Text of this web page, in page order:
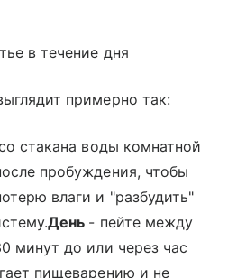
в течение дня
примерно так:
стакана воды комнатной
пробуждения, чтобы
влаги и "разбудить"
День - пейте между
минут до или через час
пищеварению и не